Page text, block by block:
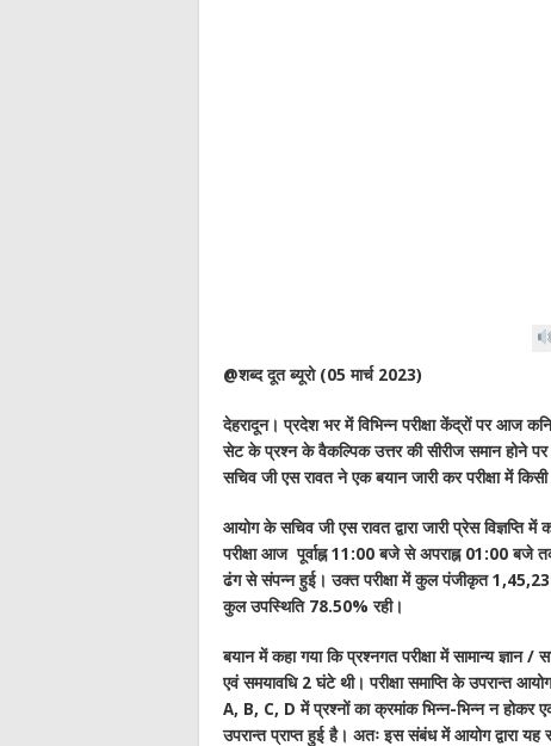
@शब्द दूत ब्यूरो (05 मार्च 2023)
देहरादून। प्रदेश भर में विभिन्न परीक्षा केंद्रों पर आज
सेट के प्रश्न के वैकल्पिक उत्तर की सीरीज समान होने पर
सचिव जी एस रावत ने एक बयान जारी कर परीक्षा में
आयोग के सचिव जी एस रावत द्वारा जारी प्रेस विज्ञप्ति
परीक्षा आज पूर्वाह्न 11:00 बजे से अपराह्न 01:00 बजे
ढंग से संपन्न हुई। उक्त परीक्षा में कुल पंजीकृत
कुल उपस्थिति 78.50% रही।
बयान में कहा गया कि प्रश्नगत परीक्षा में सामान्य
एवं समयावधि 2 घंटे थी। परीक्षा समाप्ति के उपरान्त
A, B, C, D में प्रश्नों का क्रमांक भिन्न-भिन्न न होकर
उपरान्त प्राप्त हुई है। अतः इस संबंध में आयोग द्वारा यह